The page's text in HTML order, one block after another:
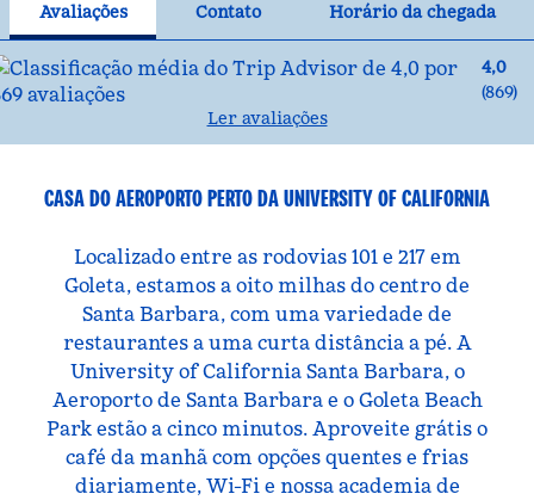
Avaliações Contato
Horário da chegada
4,0
(869)
Ler avaliações
CASA DO AEROPORTO PERTO DA UNIVERSITY OF CALIFORNIA
Localizado entre as rodovias 101 e 217 em
Goleta, estamos a oito milhas do centro de
Santa Barbara, com uma variedade de
restaurantes a uma curta distância a pé. A
University of California Santa Barbara, o
Aeroporto de Santa Barbara e o Goleta Beach
Park estão a cinco minutos. Aproveite grátis o
café da manhã com opções quentes e frias
diariamente, Wi-Fi e nossa academia de